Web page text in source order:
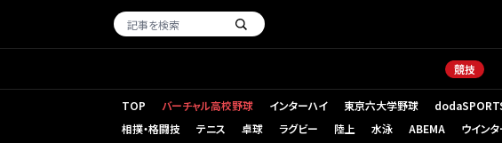
競技
TOP バーチャル高校野球 インターハイ 東京六大学野球 （新しいタブで
相撲・格闘技
テニス 卓球 ラグビー 陸上 水泳 ABEMA ウイン